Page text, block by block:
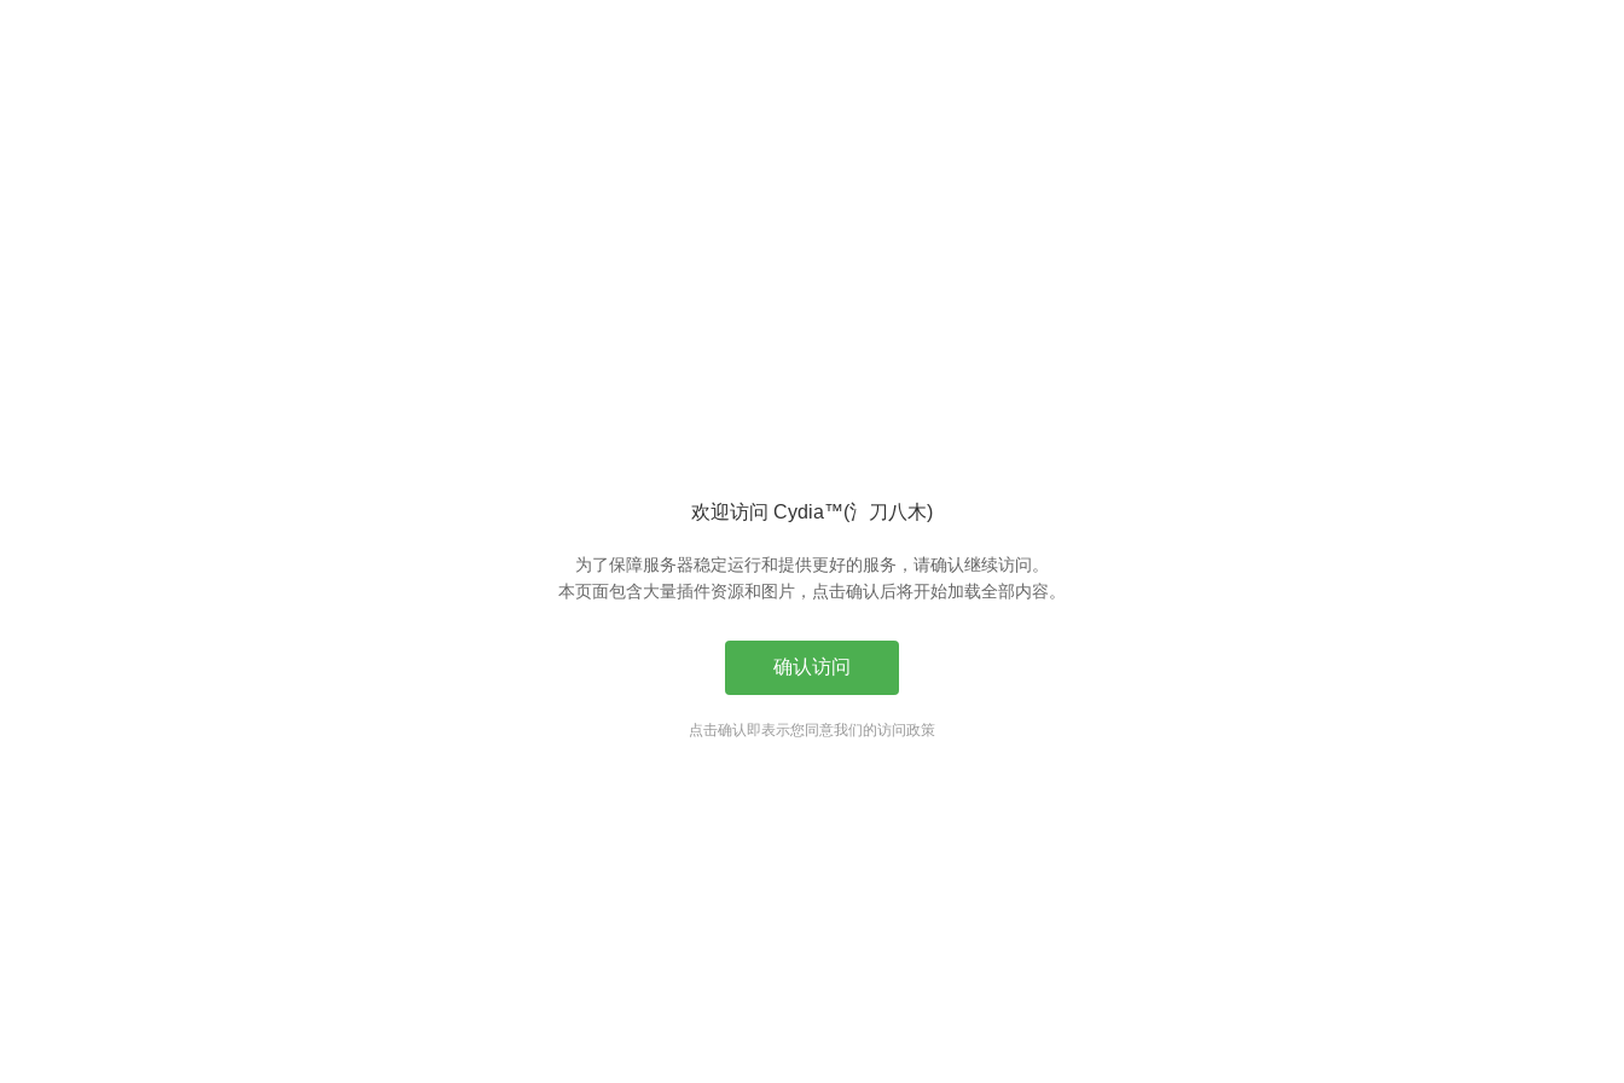
欢迎访问 Cydia™(氵刀八木)
为了保障服务器稳定运行和提供更好的服务，请确认继续访问。
本页面包含大量插件资源和图片，点击确认后将开始加载全部内容。
确认访问
点击确认即表示您同意我们的访问政策